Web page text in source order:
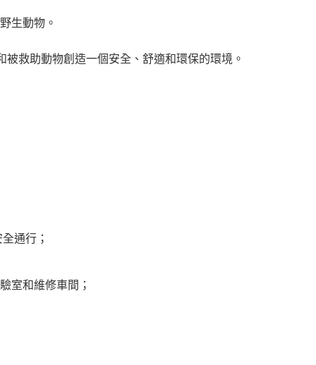
生動物。
救助動物創造一個安全、舒適和環保的環境。
通行；
室和維修車間；